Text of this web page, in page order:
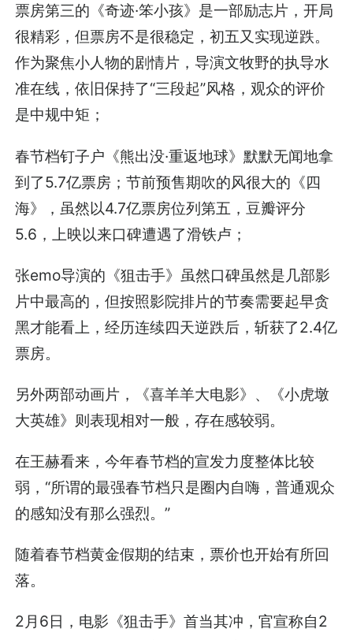
票房第三的《奇迹·笨小孩》是一部励志片，开局
很精彩，但票房不是很稳定，初五又实现逆跌。
作为聚焦小人物的剧情片，导演文牧野的执导水
准在线，依旧保持了“三段起”风格，观众的评价
是中规中矩；
春节档钉子户《熊出没·重返地球》默默无闻地拿
到了5.7亿票房；节前预售期吹的风很大的《四
海》，虽然以4.7亿票房位列第五，豆瓣评分
5.6，上映以来口碑遭遇了滑铁卢；
张emo导演的《狙击手》虽然口碑虽然是几部影
片中最高的，但按照影院排片的节奏需要起早贪
黑才能看上，经历连续四天逆跌后，斩获了2.4亿
票房。
另外两部动画片，《喜羊羊大电影》、《小虎墩
大英雄》则表现相对一般，存在感较弱。
在王赫看来，今年春节档的宣发力度整体比较
弱，“所谓的最强春节档只是圈内自嗨，普通观众
的感知没有那么强烈。”
随着春节档黄金假期的结束，票价也开始有所回
落。
2月6日，电影《狙击手》首当其冲，官宣称自2